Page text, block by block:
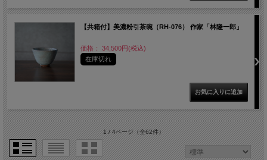
【共箱付】美濃粉引茶碗（RH-076） 作家「林隆一郎」
価格： 34,500円(税込)
在庫切れ
1 / 4ページ（全62件）